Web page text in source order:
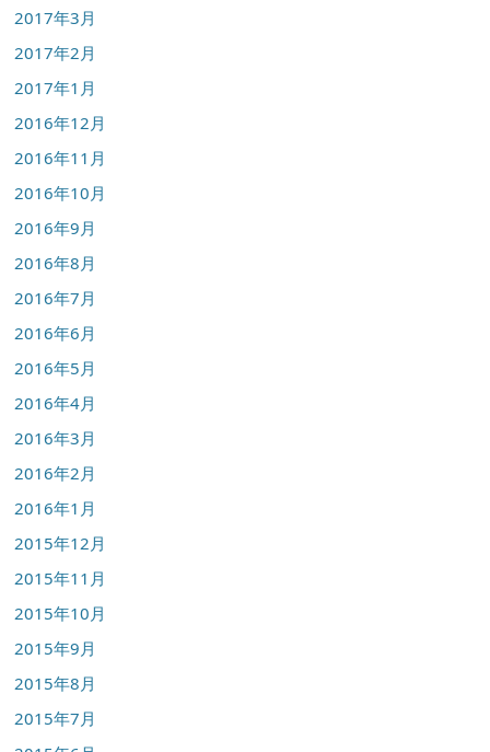
2017年3月
2017年2月
2017年1月
2016年12月
2016年11月
2016年10月
2016年9月
2016年8月
2016年7月
2016年6月
2016年5月
2016年4月
2016年3月
2016年2月
2016年1月
2015年12月
2015年11月
2015年10月
2015年9月
2015年8月
2015年7月